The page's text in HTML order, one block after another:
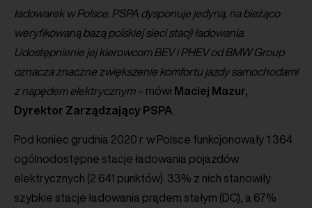
ładowarek w Polsce. PSPA dysponuje jedyną, na bieżąco
weryfikowaną bazą polskiej sieci stacji ładowania.
Udostępnienie jej kierowcom BEV i PHEV od BMW Group
oznacza znaczne zwiększenie komfortu jazdy samochodami
z napędem elektrycznym– mówi Maciej Mazur,
Dyrektor Zarządzający PSPA
Pod koniec grudnia 2020 r. w Polsce funkcjonowały 1 364
ogólnodostępne stacje ładowania pojazdów
elektrycznych (2 641 punktów). 33% z nich stanowiły
szybkie stacje ładowania prądem stałym (DC), a 67%